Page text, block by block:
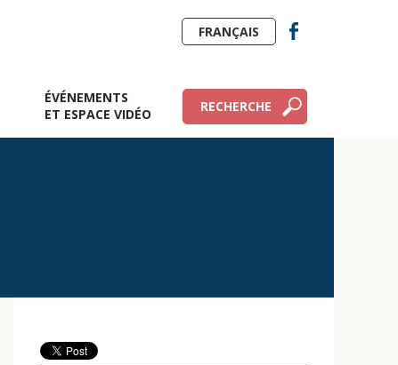
ÉVÉNEMENTS
ET ESPACE VIDÉO
RECHERCHE
FRANÇAIS